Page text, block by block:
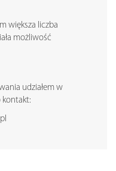
większa liczba
możliwość
udziałem w
kontakt: